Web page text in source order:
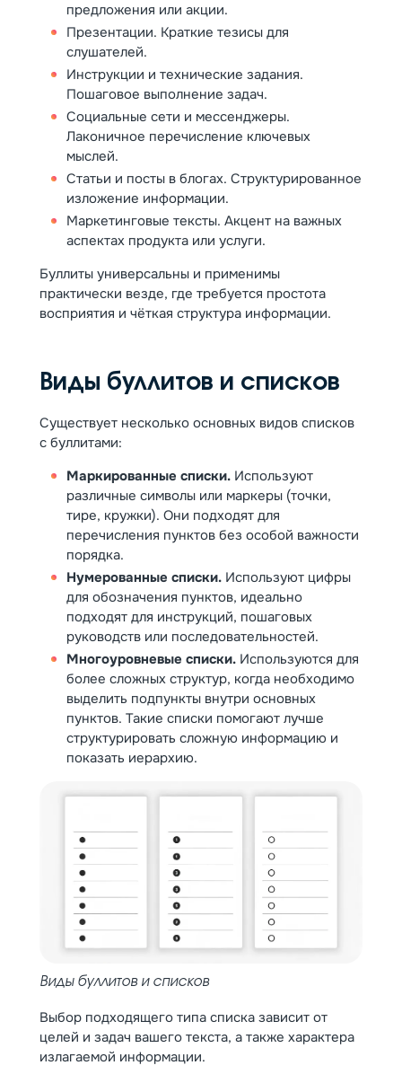
предложения или акции.
Презентации. Краткие тезисы для
слушателей.
Инструкции и технические задания.
Пошаговое выполнение задач.
Социальные сети и мессенджеры.
Лаконичное перечисление ключевых
мыслей.
Статьи и посты в блогах. Структурированное
изложение информации.
Маркетинговые тексты. Акцент на важных
аспектах продукта или услуги.
Буллиты универсальны и применимы
практически везде, где требуется простота
восприятия и чёткая структура информации.
Виды буллитов и списков
Существует несколько основных видов списков
с буллитами:
Маркированные списки. Используют
различные символы или маркеры (точки,
тире, кружки). Они подходят для
перечисления пунктов без особой важности
порядка.
Нумерованные списки. Используют цифры
для обозначения пунктов, идеально
подходят для инструкций, пошаговых
руководств или последовательностей.
Многоуровневые списки. Используются для
более сложных структур, когда необходимо
выделить подпункты внутри основных
пунктов. Такие списки помогают лучше
структурировать сложную информацию и
показать иерархию.
Виды буллитов и списков
Выбор подходящего типа списка зависит от
целей и задач вашего текста, а также характера
излагаемой информации.